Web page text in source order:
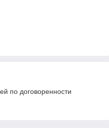
по договоренности